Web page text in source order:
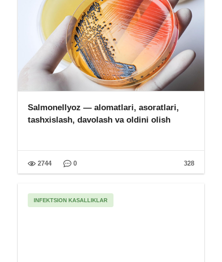
Salmonellyoz — alomatlari, asoratlari,
tashxislash, davolash va oldini olish
328
2744 0
INFEKTSION KASALLIKLAR